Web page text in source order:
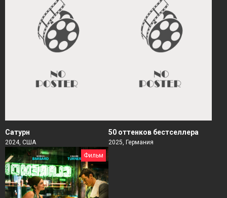
Сатурн
2024, США
50 оттенков бестселлера
2025, Германия
Фильм